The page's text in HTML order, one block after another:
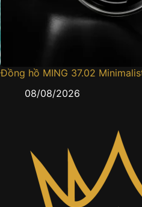
Đồng hồ MING 37.02
08/08/2026